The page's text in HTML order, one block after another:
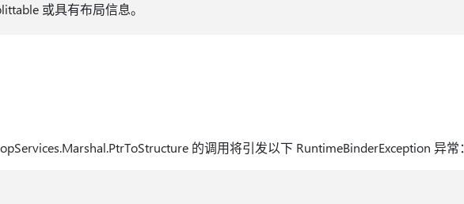
或具有布局信息。
的调用将引发以下 RuntimeBinderException 异常：